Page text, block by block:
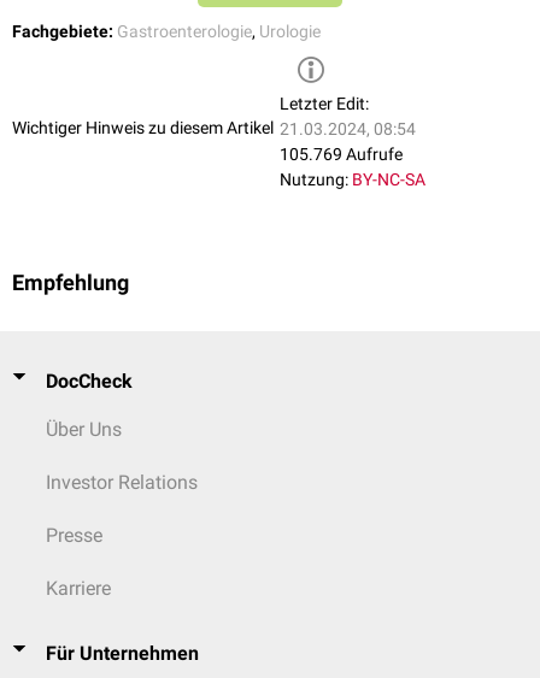
Fachgebiete: Gastroenterologie, Urologie
Wichtiger Hinweis zu diesem Artikel
Letzter Edit:
21.03.2024, 08:54
105.769 Aufrufe
Nutzung: BY-NC-SA
Empfehlung
DocCheck
Über Uns
Investor Relations
Presse
Karriere
Für Unternehmen